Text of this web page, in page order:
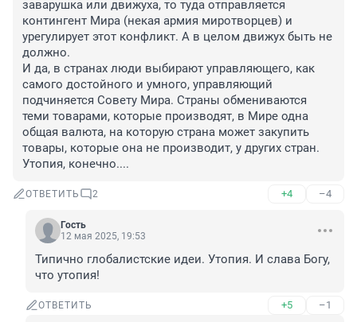
заварушка или движуха, то туда отправляется
контингент Мира (некая армия миротворцев) и
урегулирует этот конфликт. А в целом движух быть не
должно.
И да, в странах люди выбирают управляющего, как
самого достойного и умного, управляющий
подчиняется Совету Мира. Страны обмениваются
теми товарами, которые производят, в Мире одна
общая валюта, на которую страна может закупить
товары, которые она не производит, у других стран.
Утопия, конечно....
ОТВЕТИТЬ 2 +4 –4
Гость
12 мая 2025, 19:53
Типично глобалистские идеи. Утопия. И слава Богу,
что утопия!
ОТВЕТИТЬ +5 –1